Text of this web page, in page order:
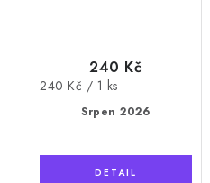
Srpen 2026
240 Kč
Měrná
240 Kč / 1 ks